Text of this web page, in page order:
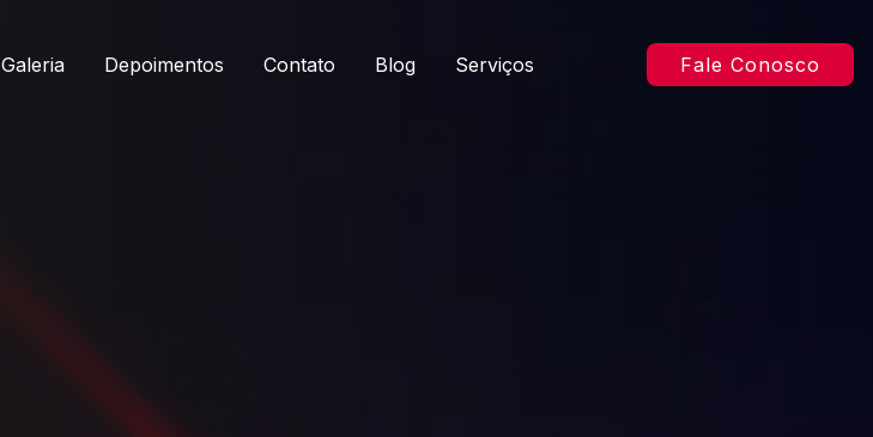
Galeria Depoimentos Contato Blog Serviços Fale Conosco